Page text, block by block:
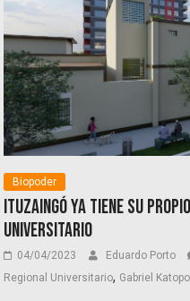
Biopoder
Ituzaingó ya tiene su
Universitario
04/04/2023 Eduardo Porto
Regional Universitario, Gabriel